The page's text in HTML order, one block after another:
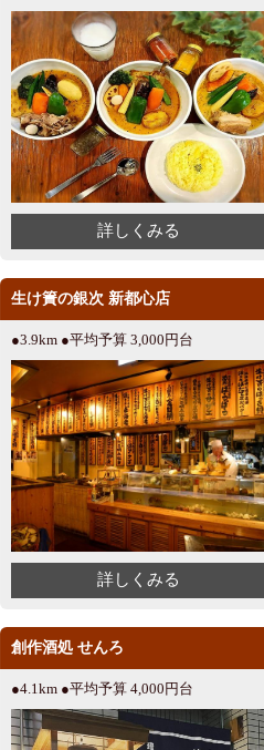
詳しくみる
生け簀の銀次 新都心店
●3.9km ●平均予算 3,000円台
詳しくみる
創作酒処 せんろ
●4.1km ●平均予算 4,000円台